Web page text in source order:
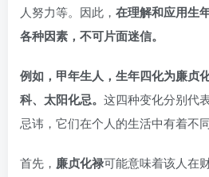
人努力等。因此， 在理解和应用生
各种因素，不可片面迷信。
例如，甲年生人，生年四化为廉贞
科、太阳化忌。 这四种变化分别代
忌讳，它们在个人的生活中有着不同
首先， 廉贞化禄可能意味着该人在